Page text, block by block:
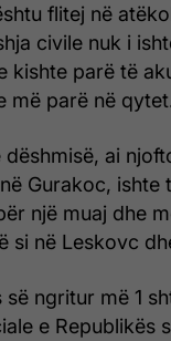
flitej në
civile nuk i
kishte parë të
më parë në
ai
Gurakoc, ishte
një muaj dhe
si në Leskovc
së ngritur më 1
e Republikës